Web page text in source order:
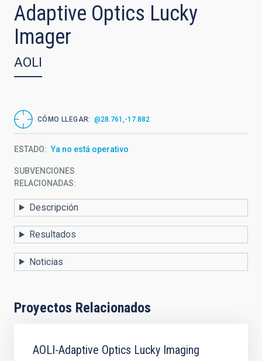
Adaptive Optics Lucky
Imager
AOLI
CÓMO LLEGAR @28.761,-17.882
ESTADO Ya no está operativo
SUBVENCIONES
RELACIONADAS:
Descripción
Resultados
Noticias
Proyectos Relacionados
AOLI-Adaptive Optics Lucky Imaging